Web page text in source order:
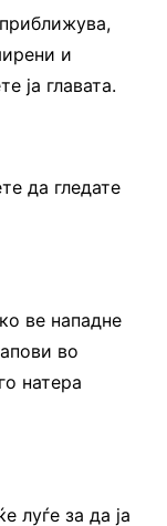
и
ја главата.
да гледате
ве нападне
во
натера
луѓе за да ја